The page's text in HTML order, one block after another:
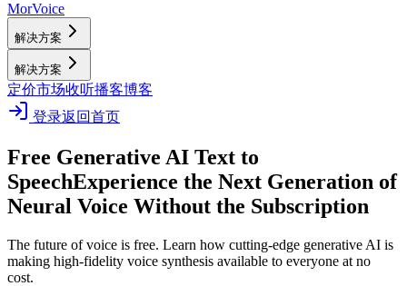
MorVoice
解决方案
解决方案
定价市场收听播客博客
登录返回首页
Free Generative AI Text to
SpeechExperience the Next Generation of
Neural Voice Without the Subscription
The future of voice is free. Learn how cutting-edge generative AI is
making high-fidelity voice synthesis available to everyone at no
cost.